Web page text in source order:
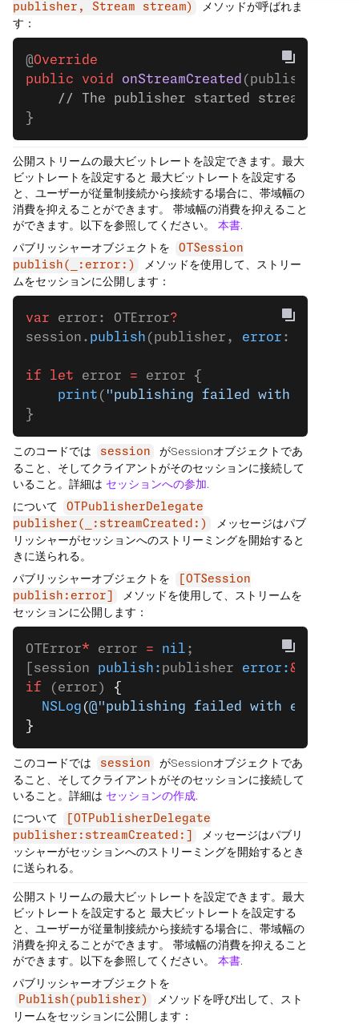
publisher, Stream stream)
メソッドが呼ばれま
す：
@Override
public void onStreamCreated (publisher,
    // The publisher started streaming.
}
公開ストリームの最大ビットレートを設定できます。最大
ビットレートを設定すると 最大ビットレートを設定する
と、ユーザーが従量制接続から接続する場合に、帯域幅の
消費を抑えることができます。 帯域幅の消費を抑えること
ができます。以下を参照してください。 本書.
パブリッシャーオブジェクトを
OTSession
publish(_:error:)
メソッドを使用して、ストリー
ムをセッションに公開します：
var error: OTError?
session. publish (publisher, error :
if let error = error {
    print
( "publishing failed with error:
}
このコードでは session
がSessionオブジェクトであ
ること、そしてクライアントがそのセッションに接続して
いること。詳細は セッションへの参加.
について
OTPublisherDelegate
publisher(_:streamCreated:)
メッセージはパブ
リッシャーがセッションへのストリーミングを開始すると
きに送られる。
パブリッシャーオブジェクトを
[OTSession
publish:error]
メソッドを使用して、ストリームを
セッションに公開します：
OTError* error = nil ;
[session publish: publisher error:&
if (error) {
  NSLog
(@"publishing failed with error: (
}
このコードでは session
がSessionオブジェクトであ
ること、そしてクライアントがそのセッションに接続して
いること。詳細は セッションの作成.
について
[OTPublisherDelegate
publisher:streamCreated:]
メッセージはパブリ
ッシャーがセッションへのストリーミングを開始するとき
に送られる。
公開ストリームの最大ビットレートを設定できます。最大
ビットレートを設定すると 最大ビットレートを設定する
と、ユーザーが従量制接続から接続する場合に、帯域幅の
消費を抑えることができます。 帯域幅の消費を抑えること
ができます。以下を参照してください。 本書.
パブリッシャーオブジェクトを
Publish(publisher)
メソッドを呼び出して、スト
リームをセッションに公開します：